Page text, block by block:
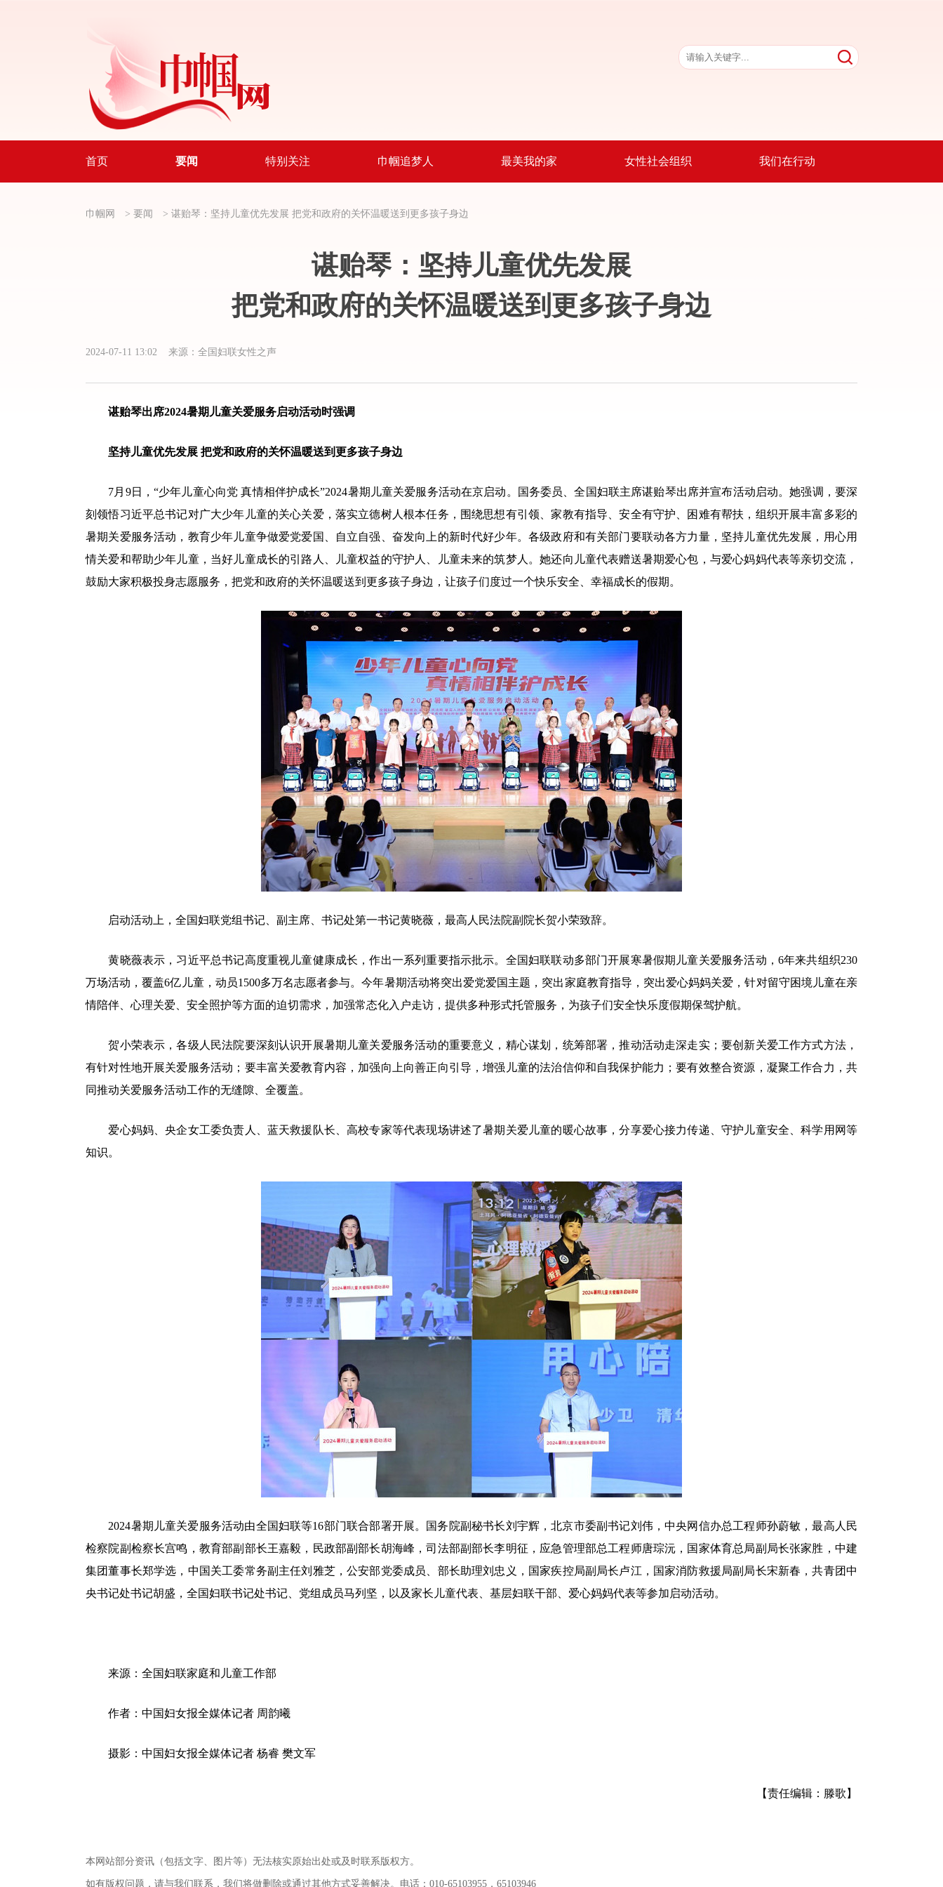
首页 要闻 特别关注 巾帼追梦人 最美我的家 女性社会组织 我们在行动
巾帼网 > 要闻 > 谌贻琴：坚持儿童优先发展 把党和政府的关怀温暖送到更多孩子身边
谌贻琴：坚持儿童优先发展
把党和政府的关怀温暖送到更多孩子身边
2024-07-11 13:02 来源：全国妇联女性之声
谌贻琴出席2024暑期儿童关爱服务启动活动时强调
坚持儿童优先发展 把党和政府的关怀温暖送到更多孩子身边
7月9日，“少年儿童心向党 真情相伴护成长”2024暑期儿童关爱服务活动在京启动。国务委员、全国妇联主席谌贻琴出席并宣布活动启动。她强调，要深
刻领悟习近平总书记对广大少年儿童的关心关爱，落实立德树人根本任务，围绕思想有引领、家教有指导、安全有守护、困难有帮扶，组织开展丰富多彩的
暑期关爱服务活动，教育少年儿童争做爱党爱国、自立自强、奋发向上的新时代好少年。各级政府和有关部门要联动各方力量，坚持儿童优先发展，用心用
情关爱和帮助少年儿童，当好儿童成长的引路人、儿童权益的守护人、儿童未来的筑梦人。她还向儿童代表赠送暑期爱心包，与爱心妈妈代表等亲切交流，
鼓励大家积极投身志愿服务，把党和政府的关怀温暖送到更多孩子身边，让孩子们度过一个快乐安全、幸福成长的假期。
启动活动上，全国妇联党组书记、副主席、书记处第一书记黄晓薇，最高人民法院副院长贺小荣致辞。
黄晓薇表示，习近平总书记高度重视儿童健康成长，作出一系列重要指示批示。全国妇联联动多部门开展寒暑假期儿童关爱服务活动，6年来共组织230
万场活动，覆盖6亿儿童，动员1500多万名志愿者参与。今年暑期活动将突出爱党爱国主题，突出家庭教育指导，突出爱心妈妈关爱，针对留守困境儿童在亲
情陪伴、心理关爱、安全照护等方面的迫切需求，加强常态化入户走访，提供多种形式托管服务，为孩子们安全快乐度假期保驾护航。
贺小荣表示，各级人民法院要深刻认识开展暑期儿童关爱服务活动的重要意义，精心谋划，统筹部署，推动活动走深走实；要创新关爱工作方式方法，
有针对性地开展关爱服务活动；要丰富关爱教育内容，加强向上向善正向引导，增强儿童的法治信仰和自我保护能力；要有效整合资源，凝聚工作合力，共
同推动关爱服务活动工作的无缝隙、全覆盖。
爱心妈妈、央企女工委负责人、蓝天救援队长、高校专家等代表现场讲述了暑期关爱儿童的暖心故事，分享爱心接力传递、守护儿童安全、科学用网等
知识。
2024暑期儿童关爱服务活动由全国妇联等16部门联合部署开展。国务院副秘书长刘宇辉，北京市委副书记刘伟，中央网信办总工程师孙蔚敏，最高人民
检察院副检察长宫鸣，教育部副部长王嘉毅，民政部副部长胡海峰，司法部副部长李明征，应急管理部总工程师唐琮沅，国家体育总局副局长张家胜，中建
集团董事长郑学选，中国关工委常务副主任刘雅芝，公安部党委成员、部长助理刘忠义，国家疾控局副局长卢江，国家消防救援局副局长宋新春，共青团中
央书记处书记胡盛，全国妇联书记处书记、党组成员马列坚，以及家长儿童代表、基层妇联干部、爱心妈妈代表等参加启动活动。
来源：全国妇联家庭和儿童工作部
作者：中国妇女报全媒体记者 周韵曦
摄影：中国妇女报全媒体记者 杨睿 樊文军
【责任编辑：滕歌】
本网站部分资讯（包括文字、图片等）无法核实原始出处或及时联系版权方。
如有版权问题，请与我们联系，我们将做删除或通过其他方式妥善解决。电话：010-65103955，65103946